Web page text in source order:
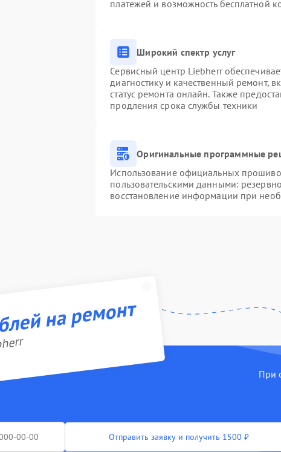
платежей и возможность бесплатной
Широкий спектр услуг
Сервисный центр Liebherr
диагностику и качественный ремонт,
статус ремонта онлайн. Также
продления срока службы техники
Оригинальные программные
Использование официальных
пользовательскими данными:
восстановление информации при
на ремонт
При
Отправить заявку и получить 1500 ₽